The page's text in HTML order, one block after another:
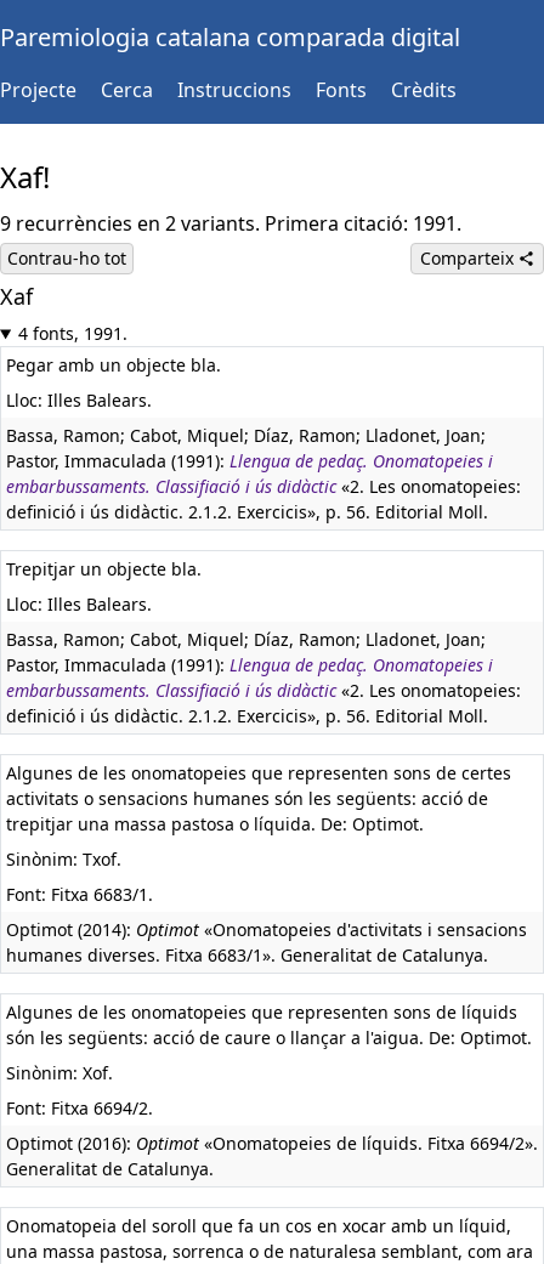
Paremiologia catalana comparada digital
Projecte Cerca Instruccions Fonts Crèdits
Xaf!
9 recurrències en 2 variants. Primera citació: 1991.
Contrau-ho tot Comparteix
Xaf
4 fonts, 1991.
Pegar amb un objecte bla.
Lloc: Illes Balears.
Bassa, Ramon; Cabot, Miquel; Díaz, Ramon; Lladonet, Joan;
Pastor, Immaculada (1991): Llengua de pedaç. Onomatopeies i
embarbussaments. Classifiació i ús didàctic«2. Les onomatopeies:
definició i ús didàctic. 2.1.2. Exercicis», p. 56. Editorial Moll.
Trepitjar un objecte bla.
Lloc: Illes Balears.
Bassa, Ramon; Cabot, Miquel; Díaz, Ramon; Lladonet, Joan;
Pastor, Immaculada (1991): Llengua de pedaç. Onomatopeies i
embarbussaments. Classifiació i ús didàctic«2. Les onomatopeies:
definició i ús didàctic. 2.1.2. Exercicis», p. 56. Editorial Moll.
Algunes de les onomatopeies que representen sons de certes
activitats o sensacions humanes són les següents: acció de
trepitjar una massa pastosa o líquida. De: Optimot.
Sinònim: Txof.
Font: Fitxa 6683/1.
Optimot (2014): Optimot «Onomatopeies d'activitats i sensacions
humanes diverses. Fitxa 6683/1». Generalitat de Catalunya.
Algunes de les onomatopeies que representen sons de líquids
són les següents: acció de caure o llançar a l'aigua. De: Optimot.
Sinònim: Xof.
Font: Fitxa 6694/2.
Optimot (2016): Optimot «Onomatopeies de líquids. Fitxa 6694/2».
Generalitat de Catalunya.
Onomatopeia del soroll que fa un cos en xocar amb un líquid,
una massa pastosa, sorrenca o de naturalesa semblant, com ara